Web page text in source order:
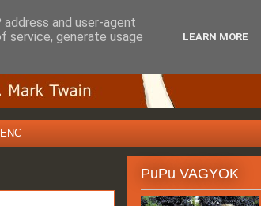
PuPu VAGYOK
and user-agent
service, generate usage
LEARN MORE